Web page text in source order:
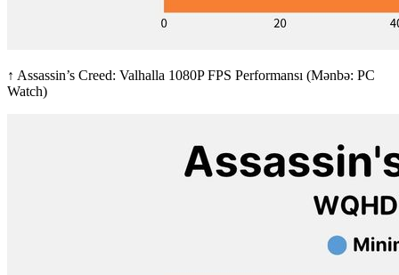
↑ Assassin’s Creed: Valhalla 1080P FPS Performansı (Mənbə: PC
Watch)